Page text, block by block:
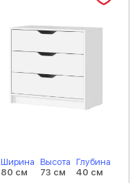
Ширина
80 см
Высота
73 см
Глубина
40 см